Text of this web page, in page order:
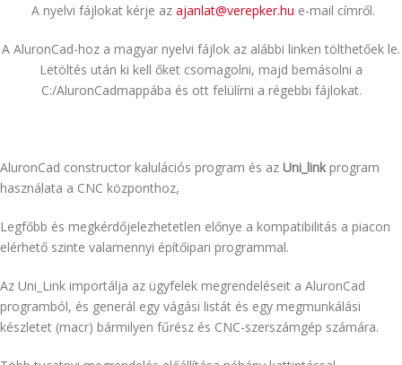
A nyelvi fájlokat kérje az ajanlat@verepker.hu e-mail címről.
A AluronCad-hoz a magyar nyelvi fájlok az alábbi linken tölthetőek le.
Letöltés után ki kell őket csomagolni, majd bemásolni a
C:/AluronCadmappába és ott felülírni a régebbi fájlokat.
AluronCad constructor kalulációs program és az Uni_linkprogram
használata a CNC központhoz,
Legfőbb és megkérdőjelezhetetlen előnye a kompatibilitás a piacon
elérhető szinte valamennyi építőipari programmal.
Az Uni_Link importálja az ügyfelek megrendeléseit a AluronCad
programból, és generál egy vágási listát és egy megmunkálási
készletet (macr) bármilyen fűrész és CNC-szerszámgép számára.